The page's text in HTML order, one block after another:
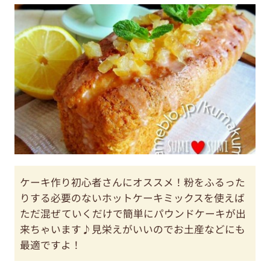
ケーキ作り初心者さんにオススメ！粉をふるった
りする必要のないホットケーキミックスを使えば
ただ混ぜていくだけで簡単にパウンドケーキが出
来ちゃいます♪見栄えがいいのでお土産などにも
最適ですよ！